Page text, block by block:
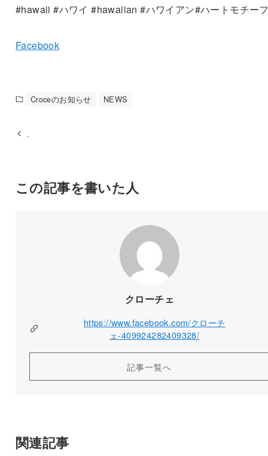
#hawaii #ハワイ #hawaiian #ハワイアン#ハートモチー
Facebook
Croceのお知らせ NEWS
.
この記事を書いた人
クローチェ
https://www.facebook.com/クローチ
ェ-409924282409328/
記事一覧へ
関連記事